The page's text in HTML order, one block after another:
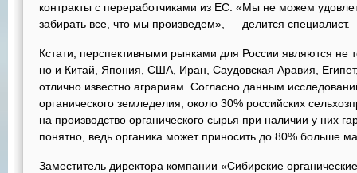
контракты с переработчиками из ЕС. «Мы не можем
забирать все, что мы произведем», — делится специалист.
Кстати, перспективными рынками для России являются не
но и Китай, Япония, США, Иран, Саудовская Аравия,
отлично известно аграриям. Согласно данным
органического земледелия, около 30% российских
на производство органического сырья при наличии у них
понятно, ведь органика может приносить до 80% больше
Заместитель директора компании «Сибирские